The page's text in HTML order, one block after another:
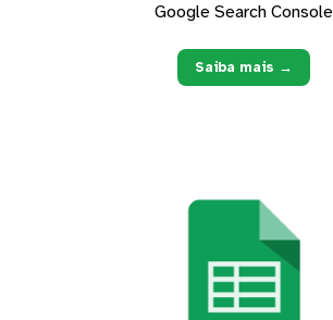
Google Search Console
Saiba mais →